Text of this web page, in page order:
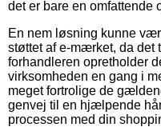
det er bare en omfattende
En nem løsning kunne
støttet af e-mærket, da det
forhandleren opretholder
virksomheden en gang i
meget fortrolige de
genvej til en hjælpende
processen med din